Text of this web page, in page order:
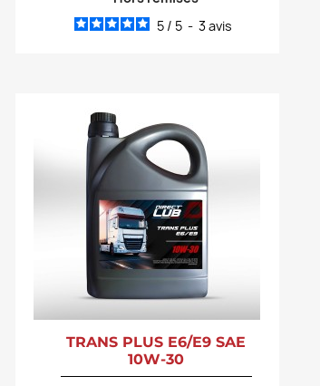
5 / 5 - 3avis
TRANS PLUS E6/E9 SAE
10W-30